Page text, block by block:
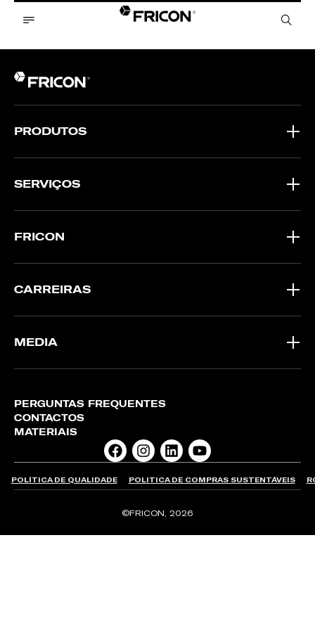
PRODUTOS
SERVIÇOS
FRICON
CARREIRAS
MEDIA
PERGUNTAS FREQUENTES
CONTACTOS
MATERIAIS
©FRICON, 2026
POLÍTICA DE QUALIDADE POLITICA DE COMPRAS SUSTENTÁVEIS